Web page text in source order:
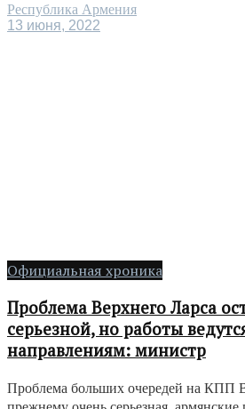
Республика Армения
13 июня, 2022
Официальная хроника
Проблема Верхнего Ларса
серьезной, но работы
направлениям: министр
Проблема больших очередей на КПП